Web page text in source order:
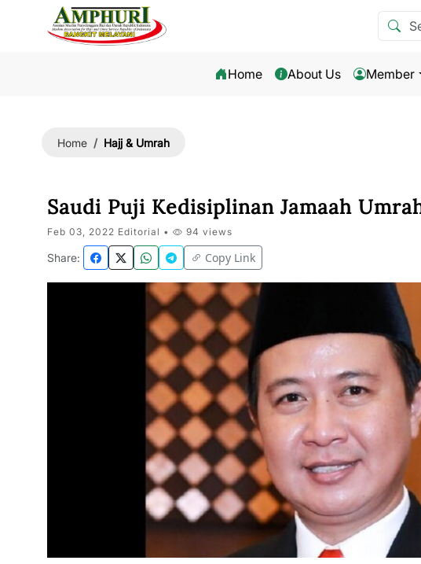
Home About Us Member
Home Hajj & Umrah
Saudi Puji Kedisiplinan Jamaah
Feb 03, 2022 Editorial • 94 views
Share: Copy Link